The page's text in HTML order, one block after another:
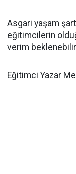
Asgari yaşam
eğitimcilerin
verim
Eğitimci Yazar